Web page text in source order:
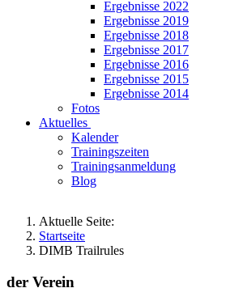
Ergebnisse 2022
Ergebnisse 2019
Ergebnisse 2018
Ergebnisse 2017
Ergebnisse 2016
Ergebnisse 2015
Ergebnisse 2014
Fotos
Aktuelles
Kalender
Trainingszeiten
Trainingsanmeldung
Blog
Aktuelle Seite:
Startseite
DIMB Trailrules
der Verein